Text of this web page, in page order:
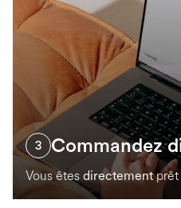
3 Commandez
Vous êtes directementprêt